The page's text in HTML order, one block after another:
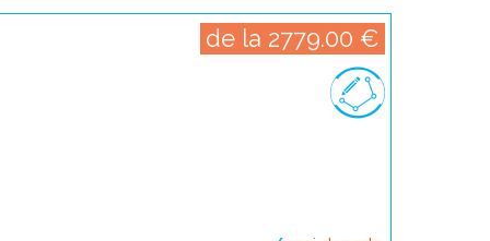
de la 2779.00 €